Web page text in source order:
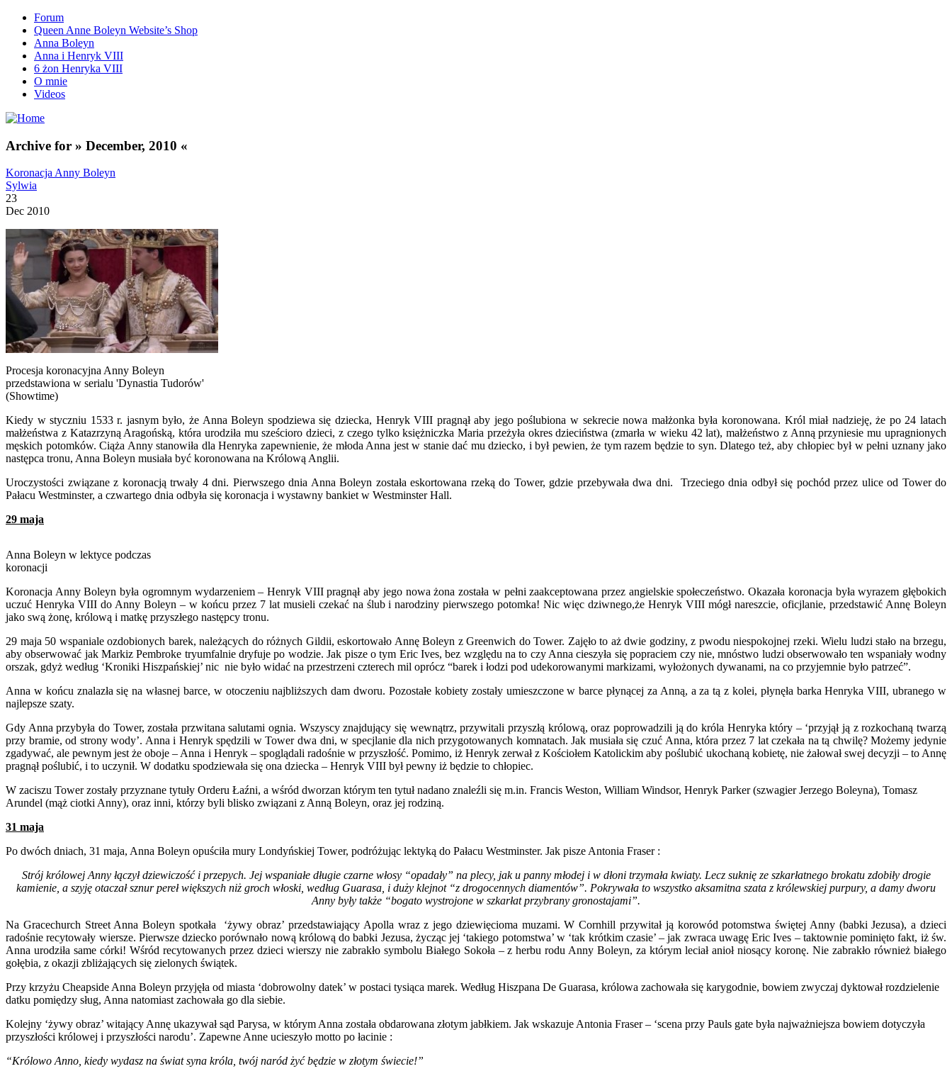
Forum
Queen Anne Boleyn Website’s Shop
Anna Boleyn
Anna i Henryk VIII
6 żon Henryka VIII
O mnie
Videos
Archive for » December, 2010 «
Koronacja Anny Boleyn
Sylwia
23
Dec 2010
Procesja koronacyjna Anny Boleyn
przedstawiona w serialu 'Dynastia Tudorów'
(Showtime)
Kiedy w styczniu 1533 r. jasnym było, że Anna Boleyn spodziewa się dziecka, Henryk VIII pragnął aby jego poślubiona w sekrecie nowa małżonka była koronowana. Król miał nadzieję, że po 24 latach
małżeństwa z Katazrzyną Aragońską, która urodziła mu sześcioro dzieci, z czego tylko księżniczka Maria przeżyła okres dzieciństwa (zmarła w wieku 42 lat), małżeństwo z Anną przyniesie mu upragnionych
męskich potomków. Ciąża Anny stanowiła dla Henryka zapewnienie, że młoda Anna jest w stanie dać mu dziecko, i był pewien, że tym razem będzie to syn. Dlatego też, aby chłopiec był w pełni uznany jako
następca tronu, Anna Boleyn musiała być koronowana na Królową Anglii.
Uroczystości związane z koronacją trwały 4 dni. Pierwszego dnia Anna Boleyn została eskortowana rzeką do Tower, gdzie przebywała dwa dni. Trzeciego dnia odbył się pochód przez ulice od Tower do
Pałacu Westminster, a czwartego dnia odbyła się koronacja i wystawny bankiet w Westminster Hall.
29 maja
Anna Boleyn w lektyce podczas
koronacji
Koronacja Anny Boleyn była ogromnym wydarzeniem – Henryk VIII pragnął aby jego nowa żona została w pełni zaakceptowana przez angielskie społeczeństwo. Okazała koronacja była wyrazem głębokich
uczuć Henryka VIII do Anny Boleyn – w końcu przez 7 lat musieli czekać na ślub i narodziny pierwszego potomka! Nic więc dziwnego,że Henryk VIII mógł nareszcie, oficjlanie, przedstawić Annę Boleyn
jako swą żonę, królową i matkę przyszłego następcy tronu.
29 maja 50 wspaniale ozdobionych barek, należących do różnych Gildii, eskortowało Annę Boleyn z Greenwich do Tower. Zajęło to aż dwie godziny, z pwodu niespokojnej rzeki. Wielu ludzi stało na brzegu,
aby obserwować jak Markiz Pembroke tryumfalnie dryfuje po wodzie. Jak pisze o tym Eric Ives, bez względu na to czy Anna cieszyła się popraciem czy nie, mnóstwo ludzi obserwowało ten wspaniały wodny
orszak, gdyż według ‘Kroniki Hiszpańskiej’ nic nie było widać na przestrzeni czterech mil oprócz “barek i łodzi pod udekorowanymi markizami, wyłożonych dywanami, na co przyjemnie było patrzeć”.
Anna w końcu znalazła się na własnej barce, w otoczeniu najbliższych dam dworu. Pozostałe kobiety zostały umieszczone w barce płynącej za Anną, a za tą z kolei, płynęła barka Henryka VIII, ubranego w
najlepsze szaty.
Gdy Anna przybyła do Tower, została przwitana salutami ognia. Wszyscy znajdujący się wewnątrz, przywitali przyszłą królową, oraz poprowadzili ją do króla Henryka który – ‘przyjął ją z rozkochaną twarzą
przy bramie, od strony wody’. Anna i Henryk spędzili w Tower dwa dni, w specjlanie dla nich przygotowanych komnatach. Jak musiała się czuć Anna, która przez 7 lat czekała na tą chwilę? Możemy jedynie
zgadywać, ale pewnym jest że oboje – Anna i Henryk – spoglądali radośnie w przyszłość. Pomimo, iż Henryk zerwał z Kościołem Katolickim aby poślubić ukochaną kobietę, nie żałował swej decyzji – to Annę
pragnął poślubić, i to uczynił. W dodatku spodziewała się ona dziecka – Henryk VIII był pewny iż będzie to chłopiec.
W zaciszu Tower zostały przyznane tytuły Orderu Łaźni, a wśród dworzan którym ten tytuł nadano znaleźli się m.in. Francis Weston, William Windsor, Henryk Parker (szwagier Jerzego Boleyna), Tomasz
Arundel (mąż ciotki Anny), oraz inni, którzy byli blisko związani z Anną Boleyn, oraz jej rodziną.
31 maja
Po dwóch dniach, 31 maja, Anna Boleyn opuściła mury Londyńskiej Tower, podróżując lektyką do Pałacu Westminster. Jak pisze Antonia Fraser :
Strój królowej Anny łączył dziewiczość i przepych. Jej wspaniałe długie czarne włosy “opadały” na plecy, jak u panny młodej i w dłoni trzymała kwiaty. Lecz suknię ze szkarłatnego brokatu zdobiły drogie
kamienie, a szyję otaczał sznur pereł większych niż groch włoski, według Guarasa, i duży klejnot “z drogocennych diamentów”. Pokrywała to wszystko aksamitna szata z królewskiej purpury, a damy dworu
Anny były także “bogato wystrojone w szkarłat przybrany gronostajami”.
Na Gracechurch Street Anna Boleyn spotkała ‘żywy obraz’ przedstawiający Apolla wraz z jego dziewięcioma muzami. W Cornhill przywitał ją korowód potomstwa świętej Anny (babki Jezusa), a dzieci
radośnie recytowały wiersze. Pierwsze dziecko porównało nową królową do babki Jezusa, życząc jej ‘takiego potomstwa’ w ‘tak krótkim czasie’ – jak zwraca uwagę Eric Ives – taktownie pominięto fakt, iż św.
Anna urodziła same córki! Wśród recytowanych przez dzieci wierszy nie zabrakło symbolu Białego Sokoła – z herbu rodu Anny Boleyn, za którym leciał anioł niosący koronę. Nie zabrakło również białego
gołębia, z okazji zbliżających się zielonych świątek.
Przy krzyżu Cheapside Anna Boleyn przyjęła od miasta ‘dobrowolny datek’ w postaci tysiąca marek. Według Hiszpana De Guarasa, królowa zachowała się karygodnie, bowiem zwyczaj dyktował rozdzielenie
datku pomiędzy sług, Anna natomiast zachowała go dla siebie.
Kolejny ‘żywy obraz’ witający Annę ukazywał sąd Parysa, w którym Anna została obdarowana złotym jabłkiem. Jak wskazuje Antonia Fraser – ‘scena przy Pauls gate była najważniejsza bowiem dotyczyła
przyszłości królowej i przyszłości narodu’. Zapewne Anne ucieszyło motto po łacinie :
“Królowo Anno, kiedy wydasz na świat syna króla, twój naród żyć będzie w złotym świecie!”